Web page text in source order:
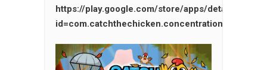
https://play.google.com/store/apps/details?